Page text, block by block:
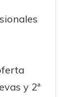
y 2ª